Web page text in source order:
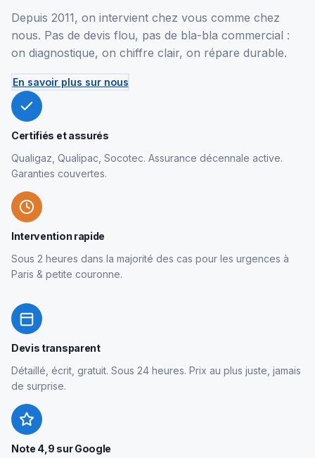
Depuis 2011, on intervient chez vous comme chez
nous. Pas de devis flou, pas de bla-bla commercial :
on diagnostique, on chiffre clair, on répare durable.
En savoir plus sur nous
Certifiés et assurés
Qualigaz, Qualipac, Socotec. Assurance décennale active.
Garanties couvertes.
Intervention rapide
Sous 2 heures dans la majorité des cas pour les urgences à
Paris & petite couronne.
Devis transparent
Détaillé, écrit, gratuit. Sous 24 heures. Prix au plus juste, jamais
de surprise.
Note 4,9 sur Google